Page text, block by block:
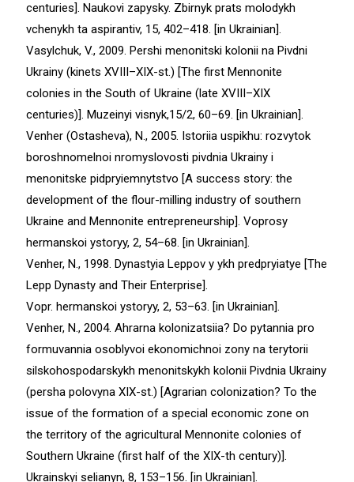
centuries]. Naukovi zapysky. Zbirnyk prats molodykh
vchenykh ta aspirantiv, 15, 402–418. [in Ukrainian].
Vasylchuk, V., 2009. Pershi menonitski kolonii na Pivdni
Ukrainy (kinets XVIII–XIX-st.) [The first Mennonite
colonies in the South of Ukraine (late XVIII–XIX
centuries)]. Muzeinyi visnyk,15/2, 60–69. [in Ukrainian].
Venher (Ostasheva), N., 2005. Istoriia uspikhu: rozvytok
boroshnomelnoi nromyslovosti pivdnia Ukrainy i
menonitske pidpryiemnytstvo [A success story: the
development of the flour-milling industry of southern
Ukraine and Mennonite entrepreneurship]. Voprosy
hermanskoi ystoryy, 2, 54–68. [in Ukrainian].
Venher, N., 1998. Dynastyia Leppov y ykh predpryiatye [The
Lepp Dynasty and Their Enterprise].
Vopr. hermanskoi ystoryy, 2, 53–63. [in Ukrainian].
Venher, N., 2004. Ahrarna kolonizatsiia? Do pytannia pro
formuvannia osoblyvoi ekonomichnoi zony na terytorii
silskohospodarskykh menonitskykh kolonii Pivdnia Ukrainy
(persha polovyna XIX-st.) [Agrarian colonization? To the
issue of the formation of a special economic zone on
the territory of the agricultural Mennonite colonies of
Southern Ukraine (first half of the ХІХ-th century)].
Ukrainskyi selianyn, 8, 153–156. [in Ukrainian].